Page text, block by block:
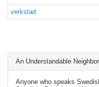
verkstad
An Understandable Neighbor
Anyone who speaks